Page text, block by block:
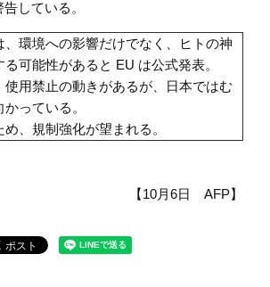
している。
、環境への影響だけでなく、ヒトの神
可能性があると EU は公式発表。
用禁止の動きがあるが、日本ではむ
っている。
、規制強化が望まれる。
【10月6日 AFP】